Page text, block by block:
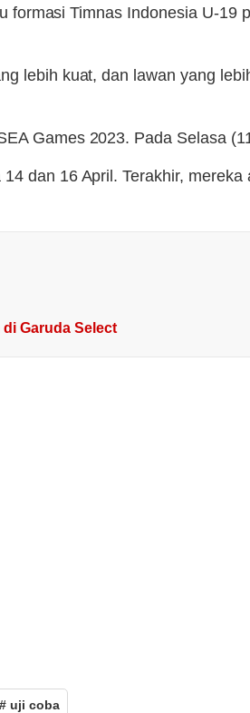
Timnas Indonesia U-
lebih kuat, dan lawan yang
Games 2023. Pada Selasa
dan 16 April. Terakhir,
Garuda Select
# uji coba